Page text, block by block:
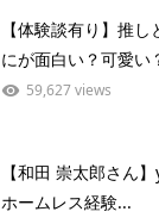
【体験談有り】推
にが面白い？可愛い
59,627 views
【和田 崇太郎さん
ホームレス経験...